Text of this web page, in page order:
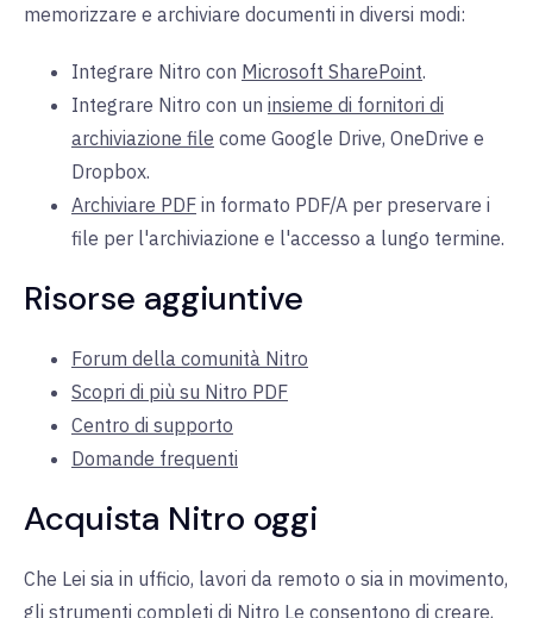
memorizzare e archiviare documenti in diversi modi:
Integrare Nitro con Microsoft SharePoint.
Integrare Nitro con un insieme di fornitori di
archiviazione file come Google Drive, OneDrive e
Dropbox.
Archiviare PDF in formato PDF/A per preservare i
file per l'archiviazione e l'accesso a lungo termine.
Risorse aggiuntive
Forum della comunità Nitro
Scopri di più su Nitro PDF
Centro di supporto
Domande frequenti
Acquista Nitro oggi
Che Lei sia in ufficio, lavori da remoto o sia in movimento,
gli strumenti completi di Nitro Le consentono di creare,